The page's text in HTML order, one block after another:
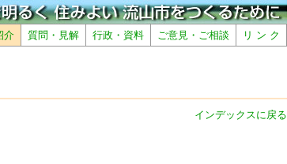
介 質問・見解 行政・資料 ご意見・ご相談 リ ン ク
インデックスに戻る